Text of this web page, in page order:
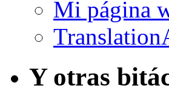
Mi página
Y otras